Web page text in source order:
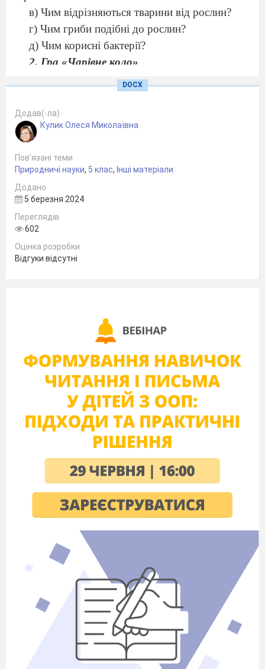
в) Чим відрізняються тварини від рослин?
г) Чим гриби подібні до рослин?
д) Чим корисні бактерії?
2. Гра «Чарівне коло»
У чарівному колі зашифровано назви рослин
і тварин. Потрібно за годинниковою стрілкою,
пропускаючи однакову кількість складів у
кружечках, прочитати назву рослин і тварин.
Рослини:
лисиця
пролісок
лелека
ІІ. Виконання завдань практичного
заняття.
Інструктивна картка
ознайомтесь із атласом – визначником для
встановлення наукових назв рослин, тварин,
грибів. Він містить зображення організмів,
таблиці ключів, коротку характеристику
зображень. Усі визначники мають ступеневу
DOCX
Додав(-ла)
Кулик Олеся Миколаївна
Пов’язані теми
Природничі науки, 5 клас, Інші матеріали
Додано
5 березня 2024
Переглядів
602
Оцінка розробки
Відгуки відсутні